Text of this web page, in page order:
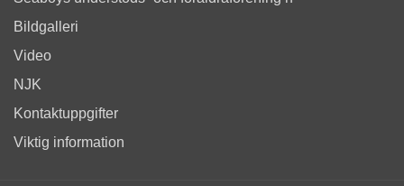
Bildgalleri
Video
NJK
Kontaktuppgifter
Viktig information